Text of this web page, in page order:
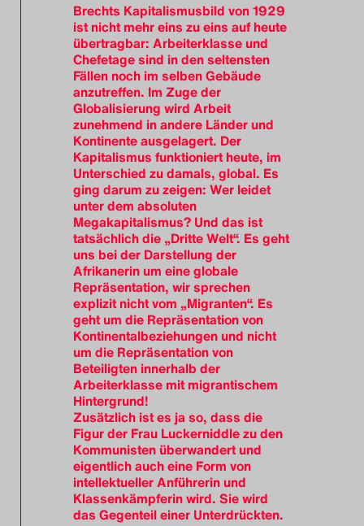
Brechts Kapitalismusbild von 1929
ist nicht mehr eins zu eins auf heute
übertragbar: Arbeiterklasse und
Chefetage sind in den seltensten
Fällen noch im selben Gebäude
anzutreffen. Im Zuge der
Globalisierung wird Arbeit
zunehmend in andere Länder und
Kontinente ausgelagert. Der
Kapitalismus funktioniert heute, im
Unterschied zu damals, global. Es
ging darum zu zeigen: Wer leidet
unter dem absoluten
Megakapitalismus? Und das ist
tatsächlich die „Dritte Welt“. Es geht
uns bei der Darstellung der
Afrikanerin um eine globale
Repräsentation, wir sprechen
explizit nicht vom „Migranten“. Es
geht um die Repräsentation von
Kontinentalbeziehungen und nicht
um die Repräsentation von
Beteiligten innerhalb der
Arbeiterklasse mit migrantischem
Hintergrund!
Zusätzlich ist es ja so, dass die
Figur der Frau Luckerniddle zu den
Kommunisten überwandert und
eigentlich auch eine Form von
intellektueller Anführerin und
Klassenkämpferin wird. Sie wird
das Gegenteil einer Unterdrückten.